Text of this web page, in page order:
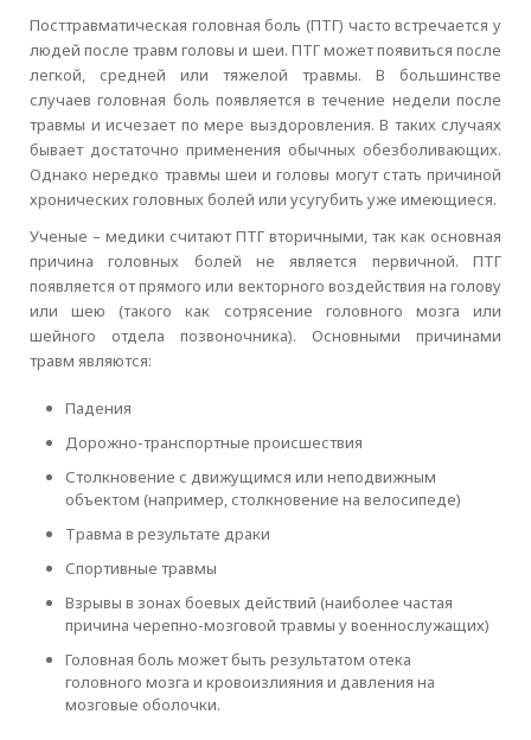
Посттравматическая головная боль (ПТГ) часто встречается у
людей после травм головы и шеи. ПТГ может появиться после
легкой, средней или тяжелой травмы. В большинстве
случаев головная боль появляется в течение недели после
травмы и исчезает по мере выздоровления. В таких случаях
бывает достаточно применения обычных обезболивающих.
Однако нередко травмы шеи и головы могут стать причиной
хронических головных болей или усугубить уже имеющиеся.
Ученые – медики считают ПТГ вторичными, так как основная
причина головных болей не является первичной. ПТГ
появляется от прямого или векторного воздействия на голову
или шею (такого как сотрясение головного мозга или
шейного отдела позвоночника). Основными причинами
травм являются:
Падения
Дорожно-транспортные происшествия
Столкновение с движущимся или неподвижным
объектом (например, столкновение на велосипеде)
Травма в результате драки
Спортивные травмы
Взрывы в зонах боевых действий (наиболее частая
причина черепно-мозговой травмы у военнослужащих)
Головная боль может быть результатом отека
головного мозга и кровоизлияния и давления на
мозговые оболочки.